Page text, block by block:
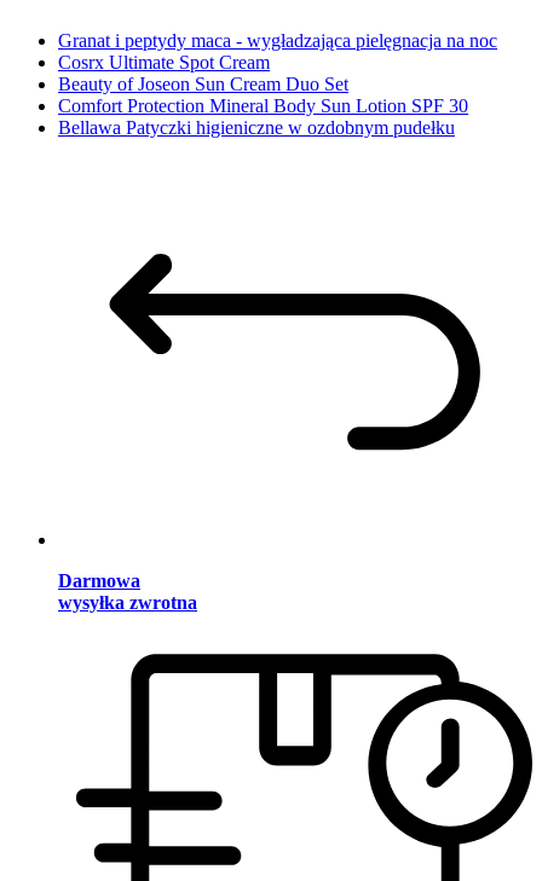
Granat i peptydy maca - wygładzająca pielęgnacja na noc
Cosrx Ultimate Spot Cream
Beauty of Joseon Sun Cream Duo Set
Comfort Protection Mineral Body Sun Lotion SPF 30
Bellawa Patyczki higieniczne w ozdobnym pudełku
Darmowa
wysyłka zwrotna